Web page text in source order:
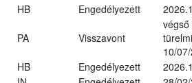
HB Engedélyezett
PA Visszavont
végső
10/
HB Engedélyezett